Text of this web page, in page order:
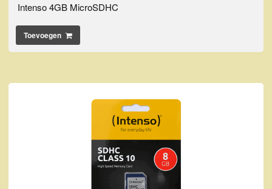
Intenso 4GB MicroSDHC
Toevoegen